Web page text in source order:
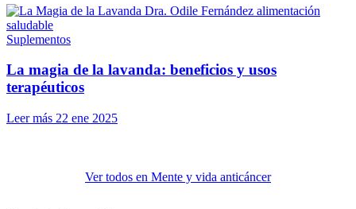
Suplementos
La magia de la lavanda: beneficios y usos
terapéuticos
Leer más 22 ene 2025
Ver todos en Mente y vida anticáncer